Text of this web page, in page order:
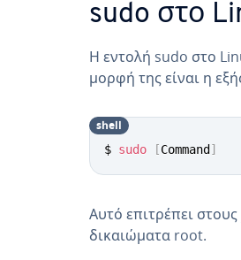
sudo στο
Η εντολή sudo στο
μορφή της είναι η
$ sudo [Command ]
shell
Αυτό επιτρέπει
δικαιώματα root.